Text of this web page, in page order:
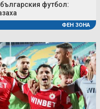
футбол:
ФЕН ЗОНА